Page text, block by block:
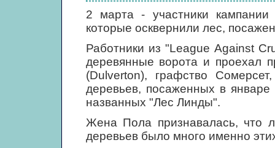
2 марта - участники
которые осквернили лес,
Работники из "League Against
деревянные ворота и проехал
(Dulverton), графство
деревьев, посаженных в
названных "Лес Линды".
Жена Пола признавалась, что
деревьев было много именно